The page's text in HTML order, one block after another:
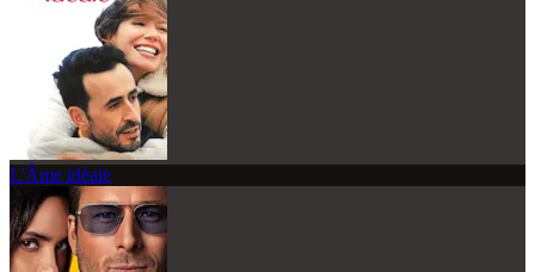
L'Âme idéale